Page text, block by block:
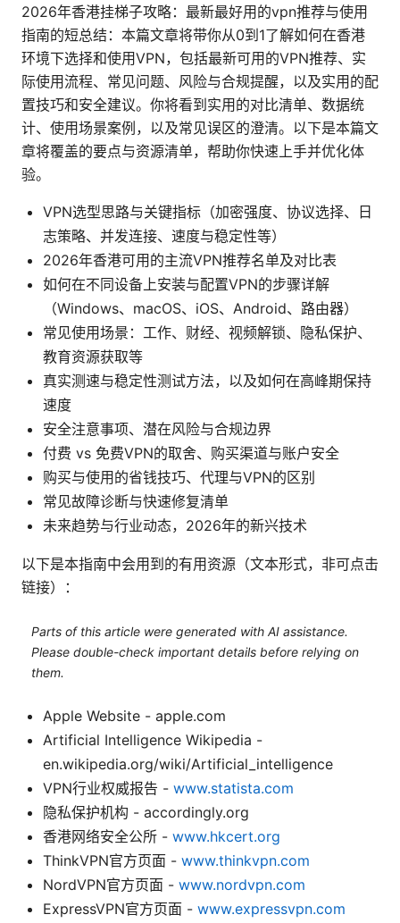
2026年香港挂梯子攻略：最新最好用的vpn推荐与使用
指南的短总结：本篇文章将带你从0到1了解如何在香港
环境下选择和使用VPN，包括最新可用的VPN推荐、实
际使用流程、常见问题、风险与合规提醒，以及实用的配
置技巧和安全建议。你将看到实用的对比清单、数据统
计、使用场景案例，以及常见误区的澄清。以下是本篇文
章将覆盖的要点与资源清单，帮助你快速上手并优化体
验。
VPN选型思路与关键指标（加密强度、协议选择、日
志策略、并发连接、速度与稳定性等）
2026年香港可用的主流VPN推荐名单及对比表
如何在不同设备上安装与配置VPN的步骤详解
（Windows、macOS、iOS、Android、路由器）
常见使用场景：工作、财经、视频解锁、隐私保护、
教育资源获取等
真实测速与稳定性测试方法，以及如何在高峰期保持
速度
安全注意事项、潜在风险与合规边界
付费 vs 免费VPN的取舍、购买渠道与账户安全
购买与使用的省钱技巧、代理与VPN的区别
常见故障诊断与快速修复清单
未来趋势与行业动态，2026年的新兴技术
以下是本指南中会用到的有用资源（文本形式，非可点击
链接）：
Parts of this article were generated with AI assistance.
Please double-check important details before relying on
them.
Apple Website - apple.com
Artificial Intelligence Wikipedia -
en.wikipedia.org/wiki/Artificial_intelligence
VPN行业权威报告 - www.statista.com
隐私保护机构 - accordingly.org
香港网络安全公所 - www.hkcert.org
ThinkVPN官方页面 - www.thinkvpn.com
NordVPN官方页面 - www.nordvpn.com
ExpressVPN官方页面 - www.expressvpn.com